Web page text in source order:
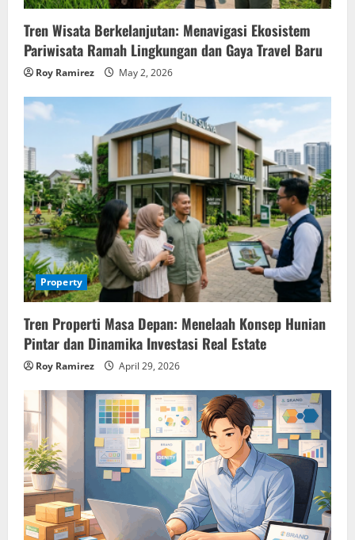
Tren Wisata Berkelanjutan: Menavigasi Ekosistem
Pariwisata Ramah Lingkungan dan Gaya Travel Baru
Roy Ramirez May 2, 2026
Property
Tren Properti Masa Depan: Menelaah Konsep Hunian
Pintar dan Dinamika Investasi Real Estate
Roy Ramirez April 29, 2026